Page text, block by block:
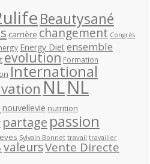
Beautysané
carrière changement Congrès
Energy Dietensemble
evolution Formation
International
NLNL
nouvellevie nutrition
partage passion
Sylvain Bonnet travail travailler
valeursVente Directe